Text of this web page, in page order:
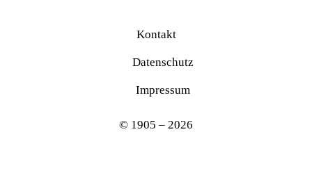
Kontakt
Datenschutz
Impressum
© 1905 – 2026